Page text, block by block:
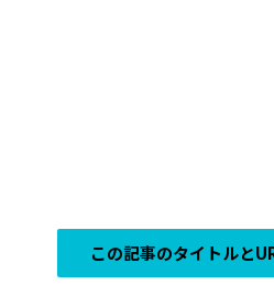
この記事のタイトルと